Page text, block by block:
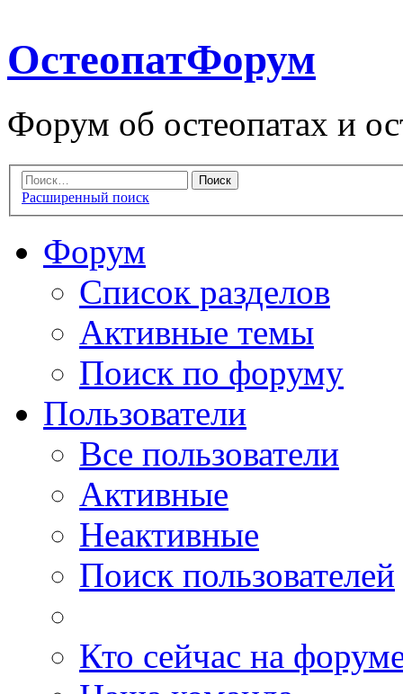
ОстеопатФорум
Форум об остеопатах и
Расширенный поиск
Форум
Список разделов
Активные темы
Поиск по форуму
Пользователи
Все пользователи
Активные
Неактивные
Поиск пользователей
Кто сейчас на